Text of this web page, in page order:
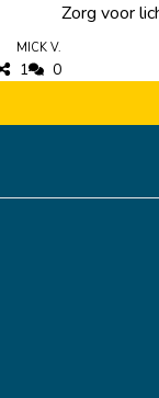
Mick V.
1 0
Zorg voor